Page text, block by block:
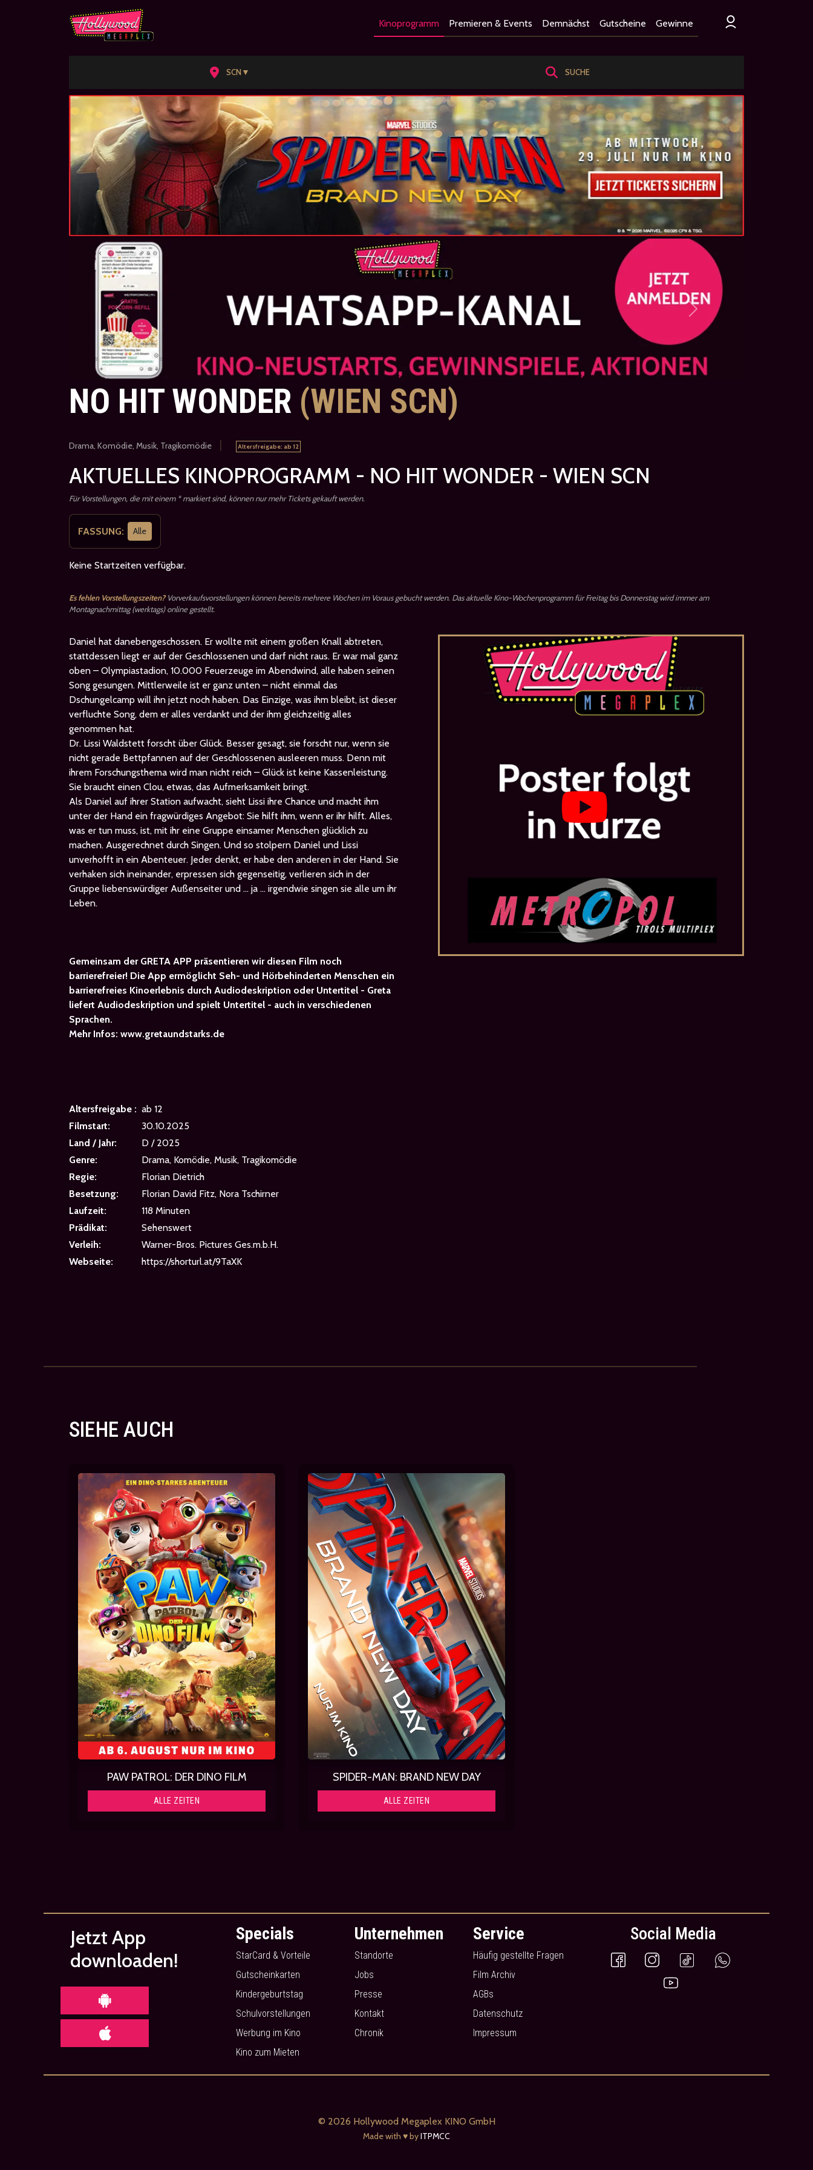
Kinoprogramm Premieren & Events Demnächst Gutscheine Gewinne
SCN ▼ SUCHE
Previous Next
NO HIT WONDER (WIEN SCN)
Drama, Komödie, Musik, Tragikomödie Altersfreigabe: ab 12
AKTUELLES KINOPROGRAMM - NO HIT WONDER - WIEN SCN
Für Vorstellungen, die mit einem * markiert sind, können nur mehr Tickets gekauft werden.
FASSUNG: Alle
Keine Startzeiten verfügbar.
Es fehlen Vorstellungszeiten?Vorverkaufsvorstellungen können bereits mehrere Wochen im Voraus gebucht werden. Das aktuelle Kino-Wochenprogramm für Freitag bis Donnerstag wird immer am
Montagnachmittag (werktags) online gestellt.
Daniel hat danebengeschossen. Er wollte mit einem großen Knall abtreten,
stattdessen liegt er auf der Geschlossenen und darf nicht raus. Er war mal ganz
oben – Olympiastadion, 10.000 Feuerzeuge im Abendwind, alle haben seinen
Song gesungen. Mittlerweile ist er ganz unten – nicht einmal das
Dschungelcamp will ihn jetzt noch haben. Das Einzige, was ihm bleibt, ist dieser
verfluchte Song, dem er alles verdankt und der ihm gleichzeitig alles
genommen hat.
Dr. Lissi Waldstett forscht über Glück. Besser gesagt, sie forscht nur, wenn sie
nicht gerade Bettpfannen auf der Geschlossenen ausleeren muss. Denn mit
ihrem Forschungsthema wird man nicht reich – Glück ist keine Kassenleistung.
Sie braucht einen Clou, etwas, das Aufmerksamkeit bringt.
Als Daniel auf ihrer Station aufwacht, sieht Lissi ihre Chance und macht ihm
unter der Hand ein fragwürdiges Angebot: Sie hilft ihm, wenn er ihr hilft. Alles,
was er tun muss, ist, mit ihr eine Gruppe einsamer Menschen glücklich zu
machen. Ausgerechnet durch Singen. Und so stolpern Daniel und Lissi
unverhofft in ein Abenteuer. Jeder denkt, er habe den anderen in der Hand. Sie
verhaken sich ineinander, erpressen sich gegenseitig, verlieren sich in der
Gruppe liebenswürdiger Außenseiter und … ja … irgendwie singen sie alle um ihr
Leben.
Gemeinsam der GRETA APP präsentieren wir diesen Film noch
barrierefreier! Die App ermöglicht Seh- und Hörbehinderten Menschen ein
barrierefreies Kinoerlebnis durch Audiodeskription oder Untertitel - Greta
liefert Audiodeskription und spielt Untertitel - auch in verschiedenen
Sprachen.
Mehr Infos: www.gretaundstarks.de
Altersfreigabe : ab 12
Filmstart:
30.10.2025
Land / Jahr:
D / 2025
Genre:
Drama, Komödie, Musik, Tragikomödie
Regie:
Florian Dietrich
Besetzung:
Florian David Fitz, Nora Tschirner
Laufzeit:
118 Minuten
Prädikat:
Sehenswert
Verleih:
Warner-Bros. Pictures Ges.m.b.H.
Webseite:
https://shorturl.at/9TaXK
SIEHE AUCH
PAW PATROL: DER DINO FILM
ALLE ZEITEN
SPIDER-MAN: BRAND NEW DAY
ALLE ZEITEN
Jetzt App
downloaden!
Specials
StarCard & Vorteile
Gutscheinkarten
Kindergeburtstag
Schulvorstellungen
Werbung im Kino
Kino zum Mieten
Unternehmen
Standorte
Jobs
Presse
Kontakt
Chronik
Service
Häufig gestellte Fragen
Film Archiv
AGBs
Datenschutz
Impressum
Social Media
© 2026 Hollywood Megaplex KINO GmbH
Made with ♥ byITPMCC